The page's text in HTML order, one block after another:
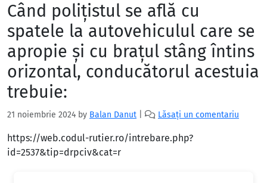
Când poliţistul se află cu
spatele la autovehiculul care se
apropie şi cu braţul stâng întins
orizontal, conducătorul acestuia
trebuie:
21 noiembrie 2024 by Balan Danut Lăsați un comentariu
https://web.codul-rutier.ro/intrebare.php?
id=2537&tip=drpciv&cat=r